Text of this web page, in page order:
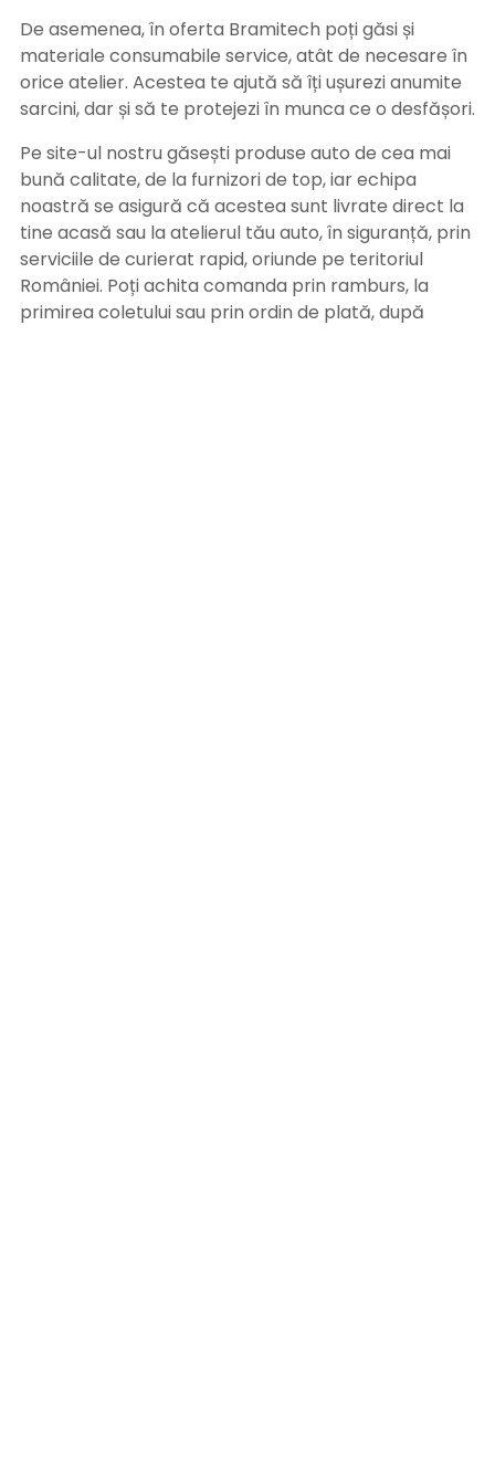
De asemenea, în oferta Bramitech poți găsi și
materiale consumabile service, atât de necesare în
orice atelier. Acestea te ajută să îți ușurezi anumite
sarcini, dar și să te protejezi în munca ce o desfășori.
Pe site-ul nostru găsești produse auto de cea mai
bună calitate, de la furnizori de top, iar echipa
noastră se asigură că acestea sunt livrate direct la
tine acasă sau la atelierul tău auto, în siguranță, prin
serviciile de curierat rapid, oriunde pe teritoriul
României. Poți achita comanda prin ramburs, la
primirea coletului sau prin ordin de plată, după